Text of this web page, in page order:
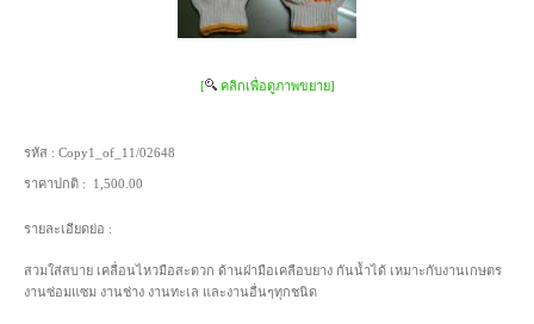
[ คลิกเพื่อดูภาพขยาย]
รหัส : Copy1_of_11/02648
ราคาปกติ : 1,500.00
รายละเอียดย่อ :
สวมใส่สบาย เคลื่อนไหวมือสะดวก ด้านฝ่ามือเคลือบยาง กันน้ำได้ เหมาะกับงานเกษตร
งานซ่อมแซม งานช่าง งานทะเล และงานอื่นๆทุกชนิด